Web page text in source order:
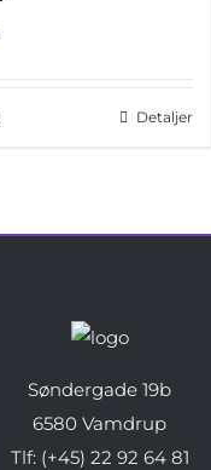
Detaljer
Søndergade 19b
6580 Vamdrup
Tlf: (+45) 22 92 64 81